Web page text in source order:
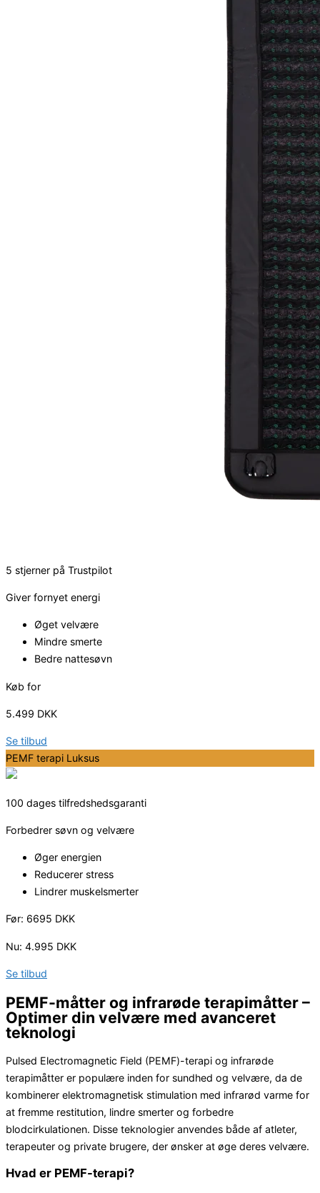
5 stjerner på Trustpilot
Giver fornyet energi
Øget velvære
Mindre smerte
Bedre nattesøvn
Køb for
5.499 DKK
Se tilbud
PEMF terapi Luksus
100 dages tilfredshedsgaranti
Forbedrer søvn og velvære
Øger energien
Reducerer stress
Lindrer muskelsmerter
Før: 6695 DKK
Nu: 4.995 DKK
Se tilbud
PEMF-måtter og infrarøde terapimåtter –
Optimer din velvære med avanceret
teknologi
Pulsed Electromagnetic Field (PEMF)-terapi og infrarøde
terapimåtter er populære inden for sundhed og velvære, da de
kombinerer elektromagnetisk stimulation med infrarød varme for
at fremme restitution, lindre smerter og forbedre
blodcirkulationen. Disse teknologier anvendes både af atleter,
terapeuter og private brugere, der ønsker at øge deres velvære.
Hvad er PEMF-terapi?